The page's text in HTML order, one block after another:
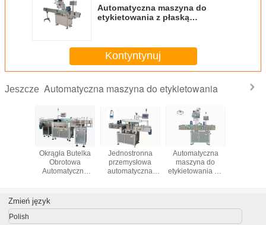
Automatyczna maszyna do
etykietowania z płaską
Kontyntynuj
Jeszcze Automatyczna maszyna do etykietowania
Okrągła Butelka
Obrotowa
Automatyczna
Stabilny Projekt
Jednostronna
przemysłowa
automatyczna
butelek oleju
Automatyczna
maszyna do
etykietowania na
kapsli / dna
Zmień język
Polish